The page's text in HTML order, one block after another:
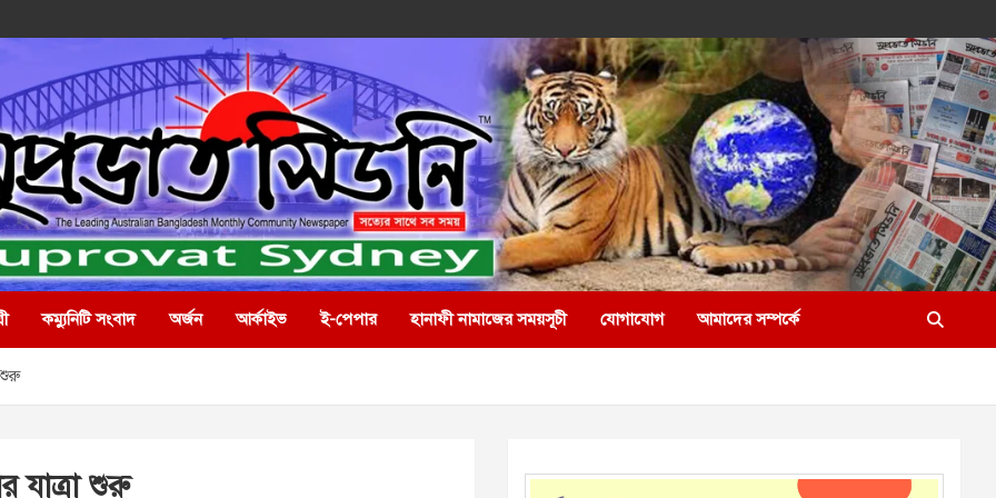
কম্যুনিটি সংবাদ অর্জন আর্কাইভ ই-পেপার হানাফী নামাজের সময়সূচী যোগাযোগ আমাদের সম্পর্কে
শুরু
যাত্রা শুরু